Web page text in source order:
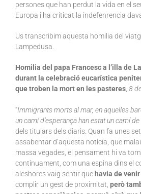
persones que han perdut la vida en el
Europa i ha criticat la indefenrencia
Us transcribim aquesta homilia del
Lampedusa.
Homilia del papa Francesc a l’illa de
durant la celebració eucarística
que troben la mort en les pasteres, 8
“Immigrants morts al mar, en aquelles
un camí d’esperança han estat un camí
dels titulars dels diaris. Quan fa unes
assabentar d’aquesta notícia, que
massa vegades, el pensament hi va
contínuament, com una espina dins el
aleshores vaig sentir que havia de
complir un gest de proximitat, però